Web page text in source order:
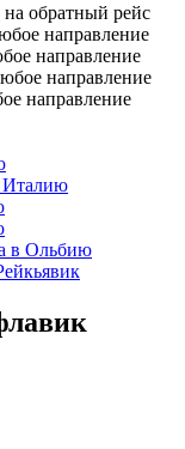
на обратный рейс
направление
направление
направление
направление
Италию
в Ольбию